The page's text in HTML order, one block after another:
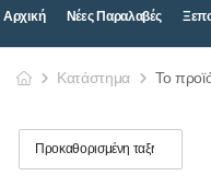
Αρχική Νέες Παραλαβές
Κατάστημα Το